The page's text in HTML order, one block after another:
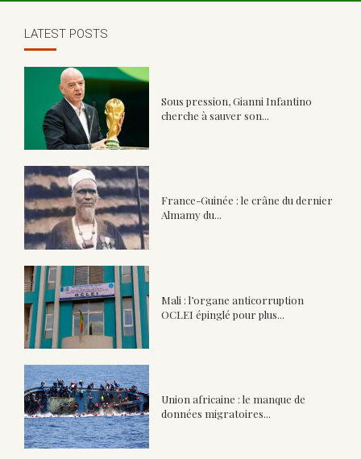
LATEST POSTS
Sous pression, Gianni Infantino
cherche à sauver son...
France-Guinée : le crâne du dernier
Almamy du...
Mali : l’organe anticorruption
OCLEI épinglé pour plus...
Union africaine : le manque de
données migratoires...